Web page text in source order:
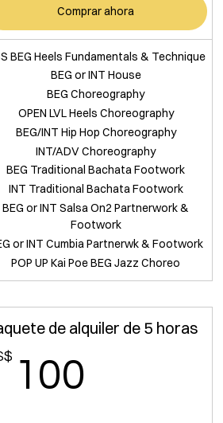
Comprar ahora
BEG Heels Fundamentals & Technique
BEG or INT House
BEG Choreography
OPEN LVL Heels Choreography
BEG/INT Hip Hop Choreography
INT/ADV Choreography
BEG Traditional Bachata Footwork
INT Traditional Bachata Footwork
BEG or INT Salsa On2 Partnerwork &
Footwork
or INT Cumbia Partnerwk & Footwork
POP UP Kai Poe BEG Jazz Choreo
de alquiler de 5 horas
100